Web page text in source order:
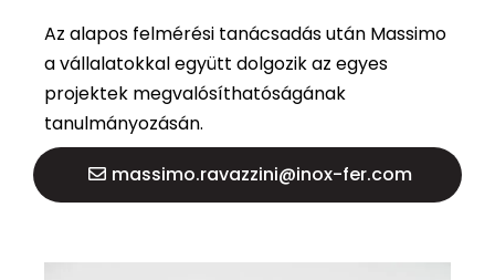
Az alapos felmérési tanácsadás után Massimo
a vállalatokkal együtt dolgozik az egyes
projektek megvalósíthatóságának
tanulmányozásán.
massimo.ravazzini@inox-fer.com